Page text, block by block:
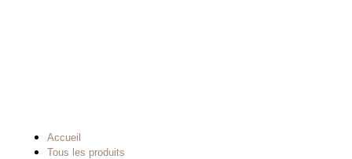
Accueil
Tous les produits